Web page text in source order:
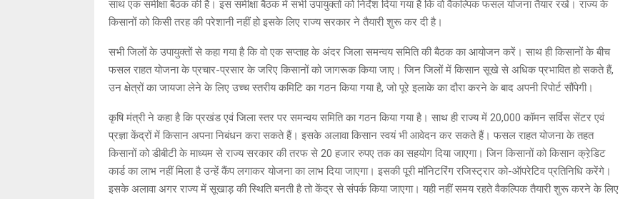
साथ एक समीक्षा बैठक की है। इस समीक्षा बैठक में सभी उपायुक्तों को निर्देश दिया गया है कि वो वैकल्पिक फसल योजना तैयार रखें। राज्य के
किसानों को किसी तरह की परेशानी नहीं हो इसके लिए राज्य सरकार ने तैयारी शुरू कर दी है।
सभी जिलों के उपायुक्तों से कहा गया है कि वो एक सप्ताह के अंदर जिला समन्वय समिति की बैठक का आयोजन करें। साथ ही किसानों के बीच
फसल राहत योजना के प्रचार-प्रसार के जरिए किसानों को जागरूक किया जाए। जिन जिलों में किसान सूखे से अधिक प्रभावित हो सकते हैं,
उन क्षेत्रों का जायजा लेने के लिए उच्च स्तरीय कमिटि का गठन किया गया है, जो पूरे इलाके का दौरा करने के बाद अपनी रिपोर्ट सौंपेगी।
कृषि मंत्री ने कहा है कि प्रखंड एवं जिला स्तर पर समन्वय समिति का गठन किया गया है। साथ ही राज्य में 20,000 कॉमन सर्विस सेंटर एवं
प्रज्ञा केंद्रों में किसान अपना निबंधन करा सकते हैं। इसके अलावा किसान स्वयं भी आवेदन कर सकते हैं। फसल राहत योजना के तहत
किसानों को डीबीटी के माध्यम से राज्य सरकार की तरफ से 20 हजार रुपए तक का सहयोग दिया जाएगा। जिन किसानों को किसान क्रे़डिट
कार्ड का लाभ नहीं मिला है उन्हें कैंप लगाकर योजना का लाभ दिया जाएगा। इसकी पूरी मॉनिटरिंग रजिस्ट्रार को-ऑपरेटिव प्रतिनिधि करेंगे।
इसके अलावा अगर राज्य में सूखाड़ की स्थिति बनती है तो केंद्र से संपर्क किया जाएगा। यही नहीं समय रहते वैकल्पिक तैयारी शुरू करने के लिए